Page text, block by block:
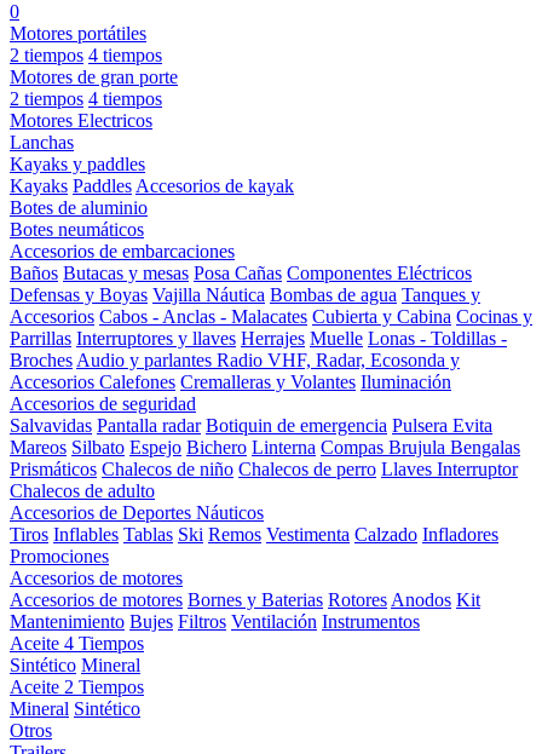
0
Motores portátiles
2 tiempos 4 tiempos
Motores de gran porte
2 tiempos 4 tiempos
Motores Electricos
Lanchas
Kayaks y paddles
Kayaks Paddles Accesorios de kayak
Botes de aluminio
Botes neumáticos
Accesorios de embarcaciones
Baños Butacas y mesas Posa Cañas Componentes Eléctricos
Defensas y Boyas Vajilla Náutica Bombas de agua Tanques y
Accesorios Cabos - Anclas - Malacates Cubierta y Cabina Cocinas y
Parrillas Interruptores y llaves Herrajes Muelle Lonas - Toldillas -
Broches Audio y parlantes Radio VHF, Radar, Ecosonda y
Accesorios Calefones Cremalleras y Volantes Iluminación
Accesorios de seguridad
Salvavidas Pantalla radar Botiquin de emergencia Pulsera Evita
Mareos Silbato Espejo Bichero Linterna Compas Brujula Bengalas
Prismáticos Chalecos de niño Chalecos de perro Llaves Interruptor
Chalecos de adulto
Accesorios de Deportes Náuticos
Tiros Inflables Tablas Ski Remos Vestimenta Calzado Infladores
Promociones
Accesorios de motores
Accesorios de motores Bornes y Baterias Rotores Anodos Kit
Mantenimiento Bujes Filtros Ventilación Instrumentos
Aceite 4 Tiempos
Sintético Mineral
Aceite 2 Tiempos
Mineral Sintético
Otros